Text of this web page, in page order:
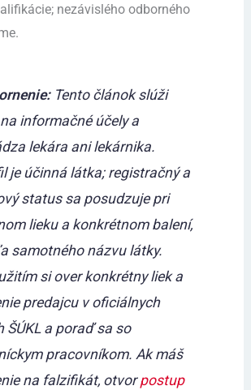
nezávislého odborného
Tento článok slúži
informačné účely a
lekára ani lekárnika.
je účinná látka; registračný a
status sa posudzuje pri
lieku a konkrétnom balení,
samotného názvu látky.
si over konkrétny liek a
predajcu v oficiálnych
ŠÚKL a poraď sa so
pracovníkom. Ak máš
na falzifikát, otvorpostup